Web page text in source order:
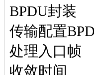
BPDU封装
传输配置
处理入口帧
收敛时间